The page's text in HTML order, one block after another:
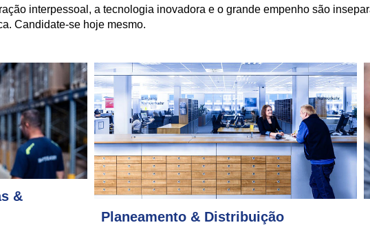
interpessoal, a tecnologia inovadora e o grande empenho são
Candidate-se hoje mesmo.
&
Planeamento & Distribuição